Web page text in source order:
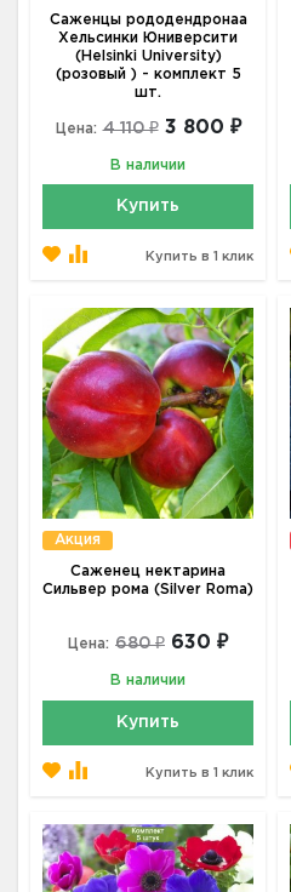
Саженцы рододендронаа
Хельсинки Юниверсити
(Helsinki University)
(розовый ) - комплект 5
шт.
Цена: 4 110 ₽ 3 800 ₽
В наличии
Купить
Купить в 1 клик
Акция
Саженец нектарина
Сильвер рома (Silver Roma)
Цена: 680 ₽ 630 ₽
В наличии
Купить
Купить в 1 клик